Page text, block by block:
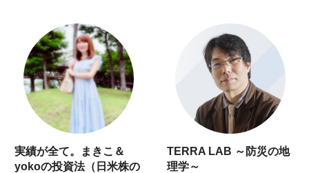
実績が全て。まきこ＆
yokoの投資法（日米株の
TERRA LAB ～防災の地
理学～